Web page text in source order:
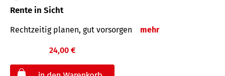
Rente in Sicht
Rechtzeitig planen, gut vorsorgen mehr
24,00 €